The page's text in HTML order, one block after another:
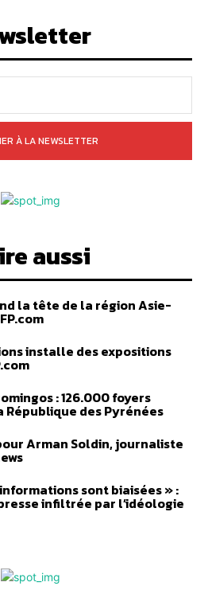
À LA NEWSLETTER
aussi
la tête de la région Asie-
installe des expositions
: 126.000 foyers
République des Pyrénées
Arman Soldin, journaliste
sont biaisées » :
infiltrée par l’idéologie